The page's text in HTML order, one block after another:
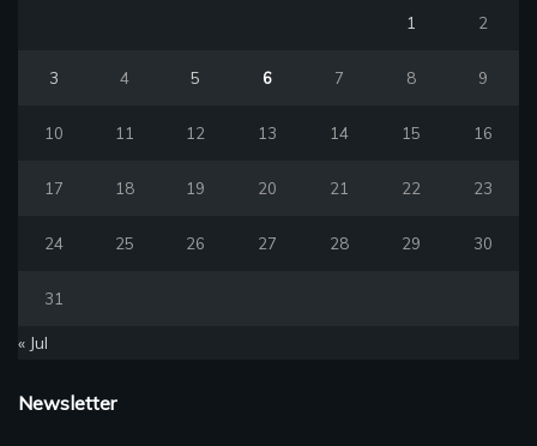
1 2
3 4 5 6 7 8 9
10 11 12 13 14 15 16
17 18 19 20 21 22 23
24 25 26 27 28 29 30
31
« Jul
Newsletter